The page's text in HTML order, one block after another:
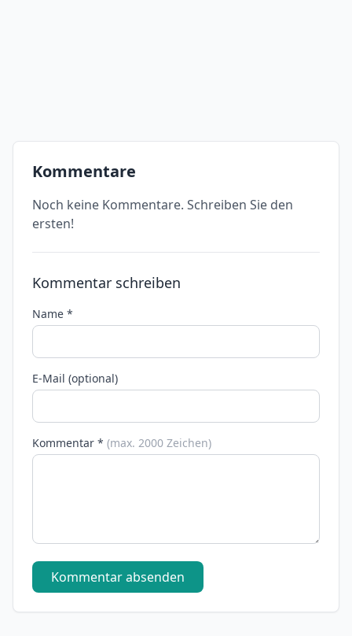
Kommentare
Noch keine Kommentare. Schreiben Sie den
ersten!
Kommentar schreiben
Name *
E-Mail (optional)
Kommentar * (max. 2000 Zeichen)
Kommentar absenden